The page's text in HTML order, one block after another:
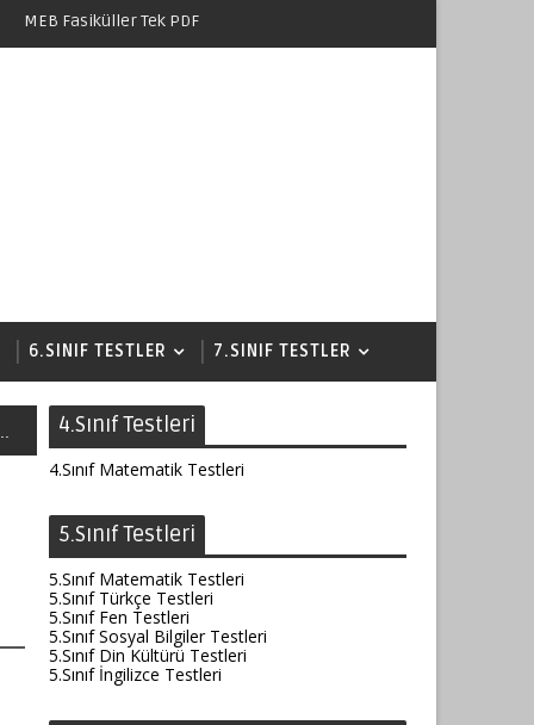
MEB Fasiküller Tek PDF
6.SINIF TESTLER 7.SINIF TESTLER
4.Sınıf Testleri
4.Sınıf Matematik Testleri
5.Sınıf Testleri
5.Sınıf Matematik Testleri
5.Sınıf Türkçe Testleri
5.Sınıf Fen Testleri
5.Sınıf Sosyal Bilgiler Testleri
5.Sınıf Din Kültürü Testleri
5.Sınıf İngilizce Testleri